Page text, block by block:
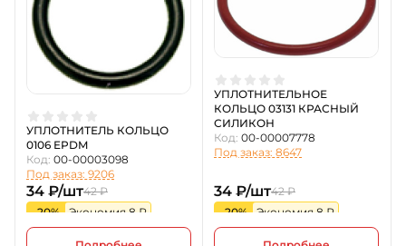
УПЛОТНИТЕЛЬ КОЛЬЦО
0106 EPDM
Код: 00-00003098
Под заказ: 9206
34 ₽/шт42 ₽
-20%
Экономия 8 ₽
УПЛОТНИТЕЛЬНОЕ
КОЛЬЦО 03131 КРАСНЫЙ
СИЛИКОН
Код: 00-00007778
Под заказ: 8647
34 ₽/шт42 ₽
-20%
Экономия 8 ₽